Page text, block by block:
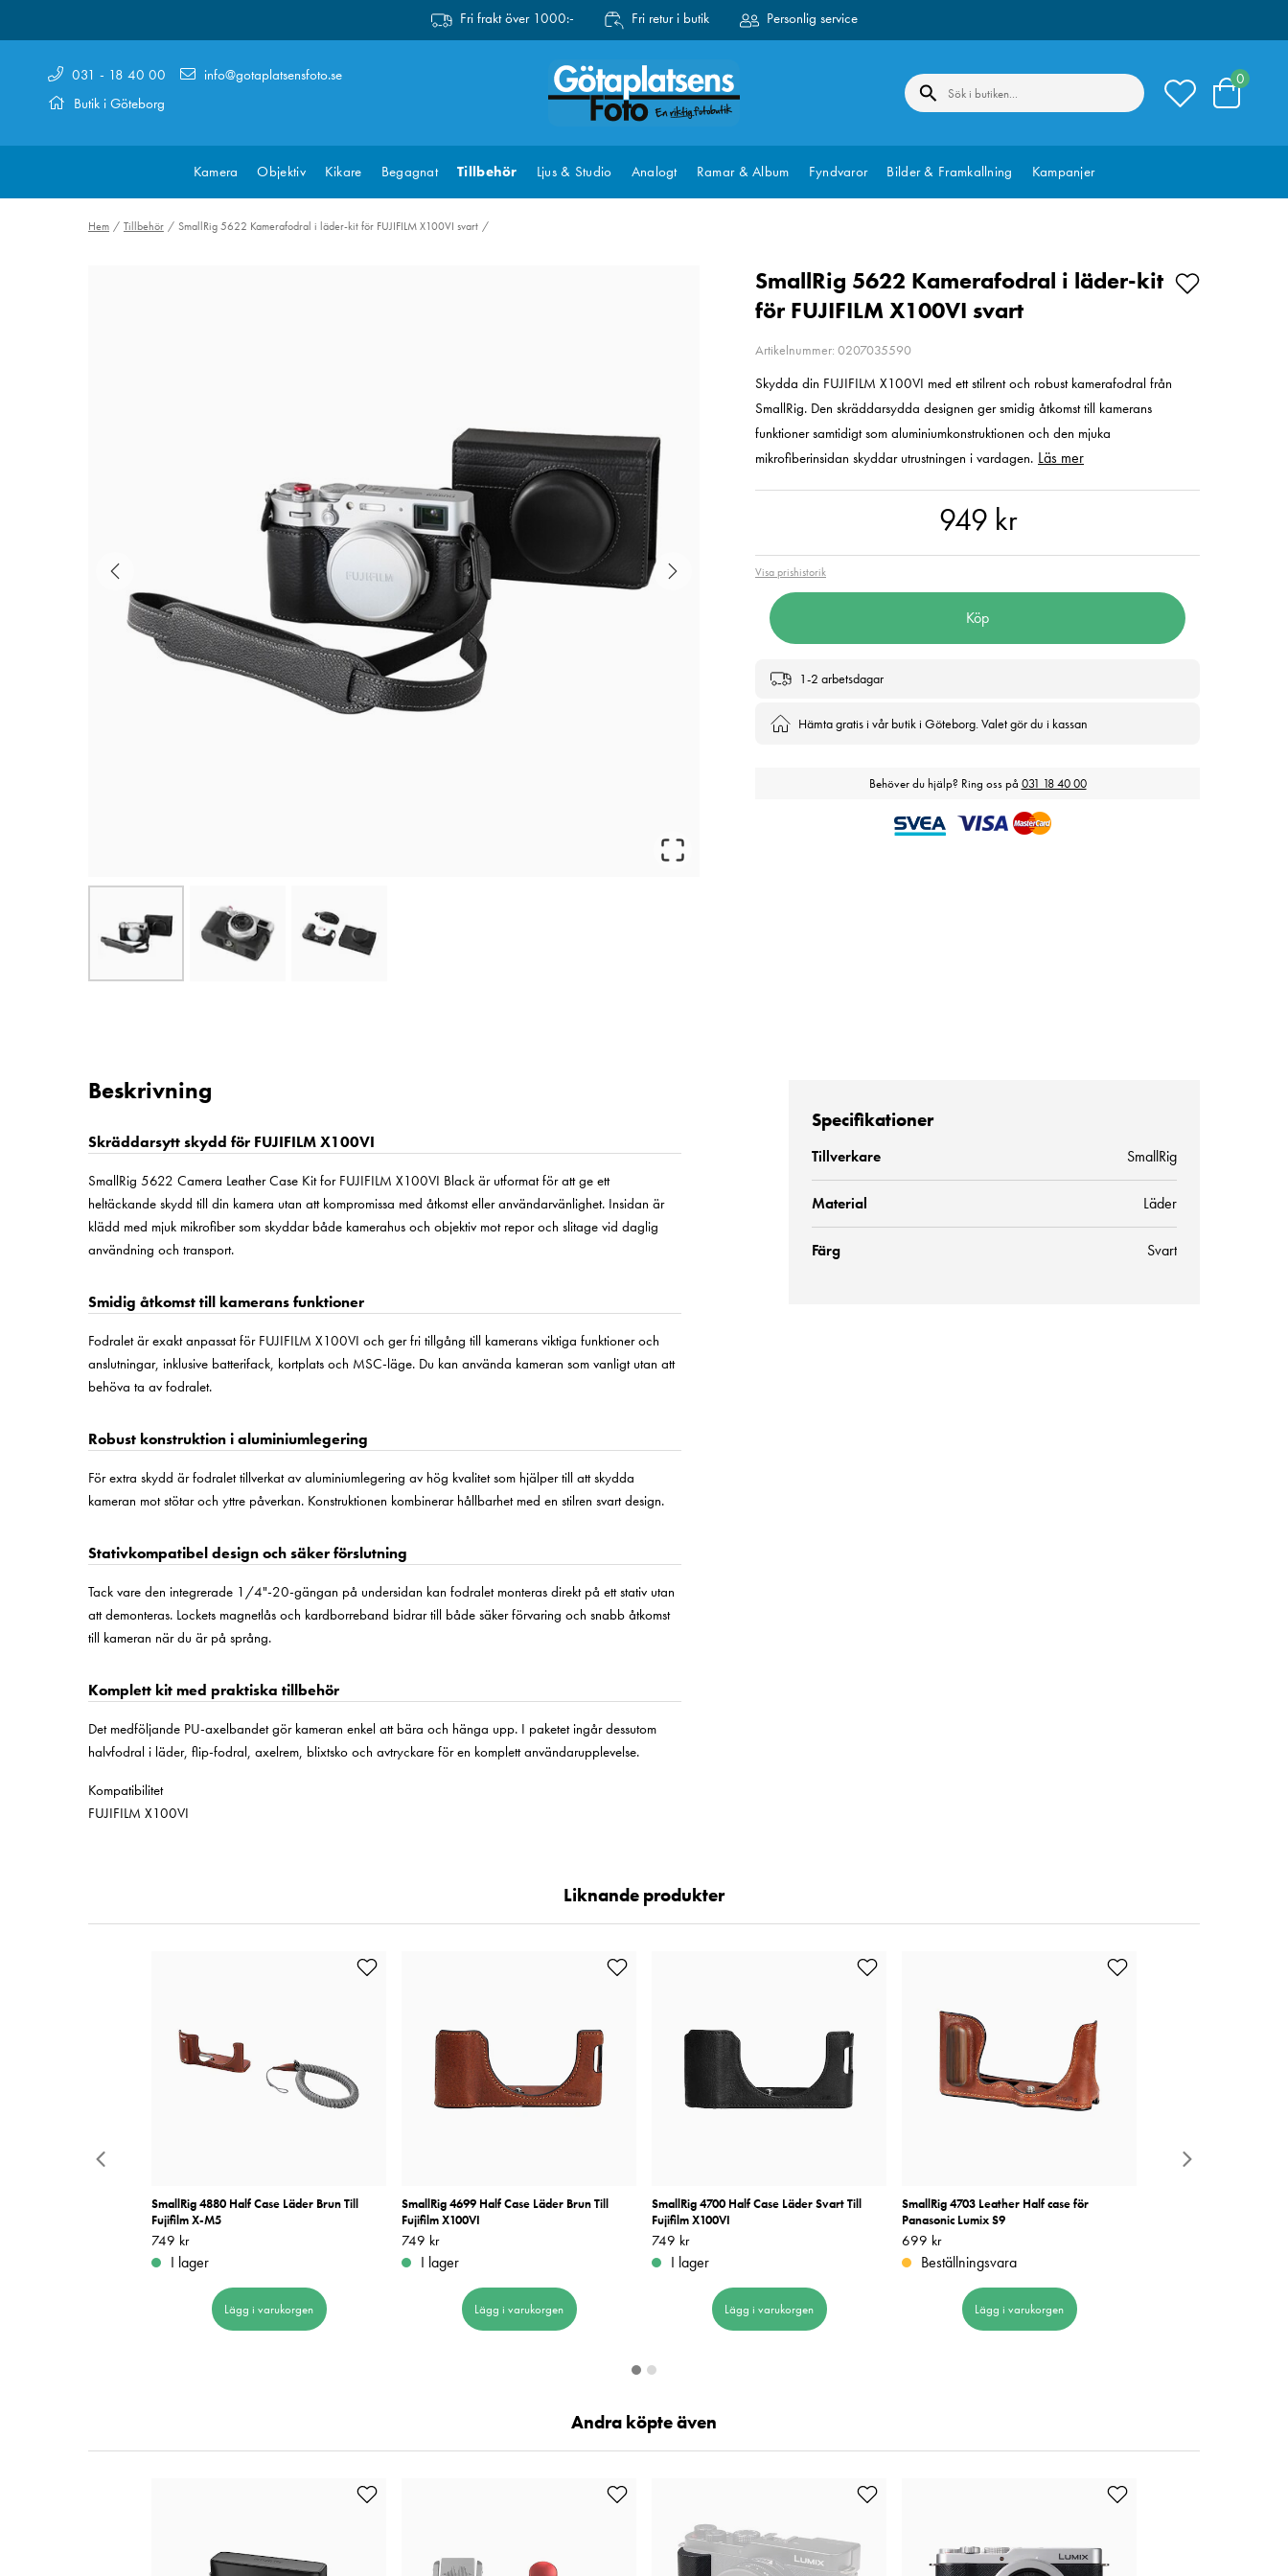
Fri frakt över 1000:- Fri retur i butik Personlig service
031 - 18 40 00
Butik i Göteborg
info@gotaplatsensfoto.se 0
Kamera Objektiv Kikare Begagnat Tillbehör Ljus & Studio Analogt Ramar & Album Fyndvaror Bilder & Framkallning Kampanjer
Hem Tillbehör SmallRig 5622 Kamerafodral i läder-kit för FUJIFILM X100VI svart
SmallRig 5622 Kamerafodral i läder-kit
för FUJIFILM X100VI svart
Artikelnummer: 0207035590
Skydda din FUJIFILM X100VI med ett stilrent och robust kamerafodral från
SmallRig. Den skräddarsydda designen ger smidig åtkomst till kamerans
funktioner samtidigt som aluminiumkonstruktionen och den mjuka
mikrofiberinsidan skyddar utrustningen i vardagen. Läs mer
949 kr
Visa prishistorik
Köp
1-2 arbetsdagar
Hämta gratis i vår butik i Göteborg. Valet gör du i kassan
Behöver du hjälp? Ring oss på 031 18 40 00
Beskrivning
Skräddarsytt skydd för FUJIFILM X100VI
SmallRig 5622 Camera Leather Case Kit for FUJIFILM X100VI Black är utformat för att ge ett
heltäckande skydd till din kamera utan att kompromissa med åtkomst eller användarvänlighet. Insidan är
klädd med mjuk mikrofiber som skyddar både kamerahus och objektiv mot repor och slitage vid daglig
användning och transport.
Smidig åtkomst till kamerans funktioner
Fodralet är exakt anpassat för FUJIFILM X100VI och ger fri tillgång till kamerans viktiga funktioner och
anslutningar, inklusive batterifack, kortplats och MSC-läge. Du kan använda kameran som vanligt utan att
behöva ta av fodralet.
Robust konstruktion i aluminiumlegering
För extra skydd är fodralet tillverkat av aluminiumlegering av hög kvalitet som hjälper till att skydda
kameran mot stötar och yttre påverkan. Konstruktionen kombinerar hållbarhet med en stilren svart design.
Stativkompatibel design och säker förslutning
Tack vare den integrerade 1/4"-20-gängan på undersidan kan fodralet monteras direkt på ett stativ utan
att demonteras. Lockets magnetlås och kardborreband bidrar till både säker förvaring och snabb åtkomst
till kameran när du är på språng.
Komplett kit med praktiska tillbehör
Det medföljande PU-axelbandet gör kameran enkel att bära och hänga upp. I paketet ingår dessutom
halvfodral i läder, flip-fodral, axelrem, blixtsko och avtryckare för en komplett användarupplevelse.
Kompatibilitet
FUJIFILM X100VI
Specifikationer
Tillverkare SmallRig
Material Läder
Färg Svart
Liknande produkter
SmallRig 4880 Half Case Läder Brun Till
Fujifilm X-M5
Pris: 749 kr
749 kr
I lager
Lägg i varukorgen
SmallRig 4699 Half Case Läder Brun Till
Fujifilm X100VI
Pris: 749 kr
749 kr
I lager
Lägg i varukorgen
SmallRig 4700 Half Case Läder Svart Till
Fujifilm X100VI
Pris: 749 kr
749 kr
I lager
Lägg i varukorgen
SmallRig 4703 Leather Half case för
Panasonic Lumix S9
Pris: 699 kr
699 kr
Beställningsvara
Lägg i varukorgen
Andra köpte även